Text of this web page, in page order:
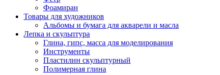
Фоамиран
Товары для художников
Альбомы и бумага для акварели и масла
Лепка и скульптура
Глина, гипс, масса для моделирования
Инструменты
Пластилин скульптурный
Полимерная глина